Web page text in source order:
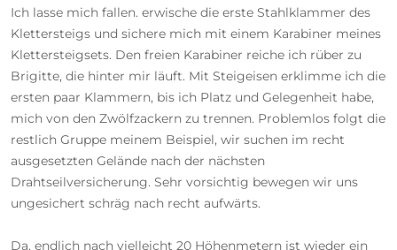
Ich lasse mich fallen. erwische die erste Stahlklammer des
Klettersteigs und sichere mich mit einem Karabiner meines
Klettersteigsets. Den freien Karabiner reiche ich rüber zu
Brigitte, die hinter mir läuft. Mit Steigeisen erklimme ich die
ersten paar Klammern, bis ich Platz und Gelegenheit habe,
mich von den Zwölfzackern zu trennen. Problemlos folgt die
restlich Gruppe meinem Beispiel, wir suchen im recht
ausgesetzten Gelände nach der nächsten
Drahtseilversicherung. Sehr vorsichtig bewegen wir uns
ungesichert schräg nach recht aufwärts.
Da, endlich nach vielleicht 20 Höhenmetern ist wieder ein